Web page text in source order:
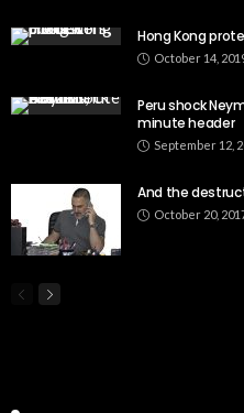
Hong Kong
October 14,
Peru shock
minute header
September 12,
And the
October 20,